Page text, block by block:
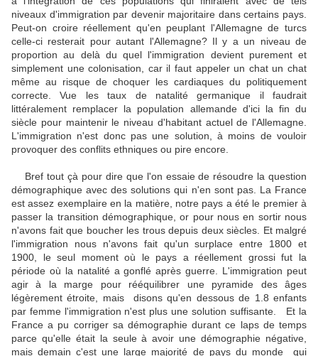
niveaux d'immigration par devenir majoritaire dans certains pays.
Peut-on croire réellement qu'en peuplant l'Allemagne de turcs
celle-ci resterait pour autant l'Allemagne? Il y a un niveau de
proportion au delà du quel l'immigration devient purement et
simplement une colonisation, car il faut appeler un chat un chat
même au risque de choquer les cardiaques du politiquement
correcte. Vue les taux de natalité germanique il faudrait
littéralement remplacer la population allemande d'ici la fin du
siècle pour maintenir le niveau d'habitant actuel de l'Allemagne.
L'immigration n'est donc pas une solution, à moins de vouloir
provoquer des conflits ethniques ou pire encore.
Bref tout çà pour dire que l'on essaie de résoudre la question
démographique avec des solutions qui n'en sont pas. La France
est assez exemplaire en la matière, notre pays a été le premier à
passer la transition démographique, or pour nous en sortir nous
n'avons fait que boucher les trous depuis deux siècles. Et malgré
l'immigration nous n'avons fait qu'un surplace entre 1800 et
1900, le seul moment où le pays a réellement grossi fut la
période où la natalité a gonflé après guerre. L'immigration peut
agir à la marge pour rééquilibrer une pyramide des âges
légèrement étroite, mais disons qu'en dessous de 1.8 enfants
par femme l'immigration n'est plus une solution suffisante. Et la
France a pu corriger sa démographie durant ce laps de temps
parce qu'elle était la seule à avoir une démographie négative,
mais demain c'est une large majorité de pays du monde qui